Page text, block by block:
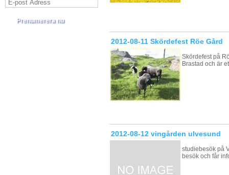
2012-08-11 Skördefest Röe Gård
Skördefest på
Brastad och är
2012-08-12 vingården ulvesund
studiebesök på
besök och får